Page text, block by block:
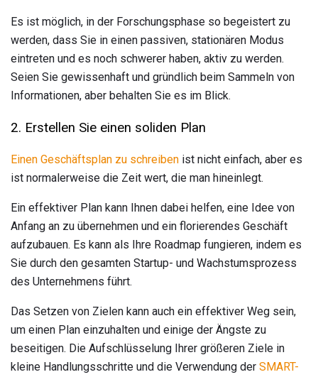
Es ist möglich, in der Forschungsphase so begeistert zu
werden, dass Sie in einen passiven, stationären Modus
eintreten und es noch schwerer haben, aktiv zu werden.
Seien Sie gewissenhaft und gründlich beim Sammeln von
Informationen, aber behalten Sie es im Blick.
2. Erstellen Sie einen soliden Plan
Einen Geschäftsplan zu schreiben ist nicht einfach, aber es
ist normalerweise die Zeit wert, die man hineinlegt.
Ein effektiver Plan kann Ihnen dabei helfen, eine Idee von
Anfang an zu übernehmen und ein florierendes Geschäft
aufzubauen. Es kann als Ihre Roadmap fungieren, indem es
Sie durch den gesamten Startup- und Wachstumsprozess
des Unternehmens führt.
Das Setzen von Zielen kann auch ein effektiver Weg sein,
um einen Plan einzuhalten und einige der Ängste zu
beseitigen. Die Aufschlüsselung Ihrer größeren Ziele in
kleine Handlungsschritte und die Verwendung der SMART-